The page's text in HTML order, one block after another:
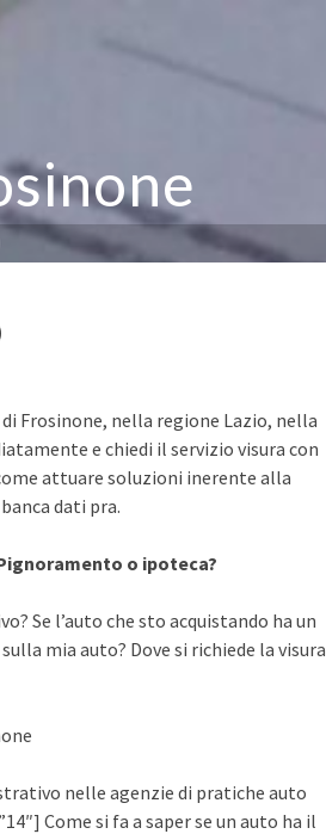
Frosinone, nella regione Lazio, nella
e chiedi il servizio visura con
attuare soluzioni inerente alla
dati pra.
o ipoteca?
Se l’auto che sto acquistando ha un
mia auto? Dove si richiede la visura
nelle agenzie di pratiche auto
Come si fa a saper se un auto ha il